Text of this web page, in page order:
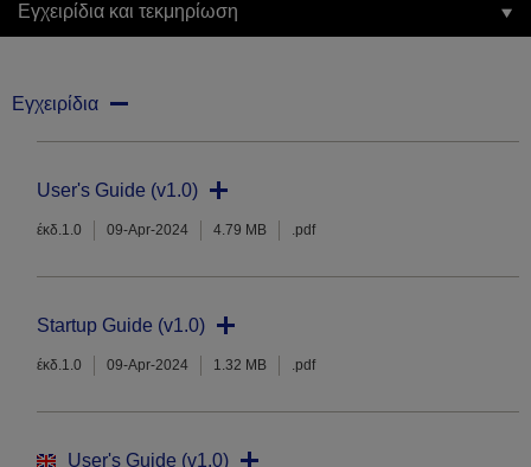
Εγχειρίδια και τεκμηρίωση
Εγχειρίδια
User's Guide (v1.0)
έκδ.1.0 09-Apr-2024 4.79 MB .pdf
Startup Guide (v1.0)
έκδ.1.0 09-Apr-2024 1.32 MB .pdf
User's Guide (v1.0)